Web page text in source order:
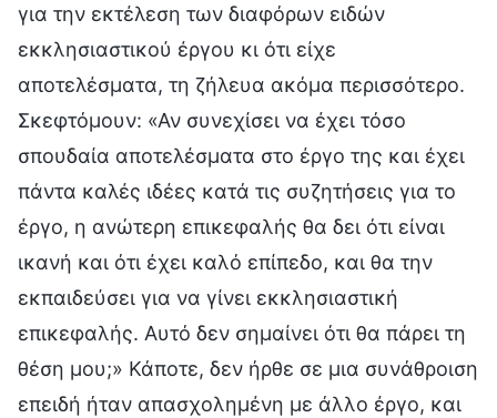
για την εκτέλεση των διαφόρων ειδών
εκκλησιαστικού έργου κι ότι είχε
αποτελέσματα, τη ζήλευα ακόμα περισσότερο.
Σκεφτόμουν: «Αν συνεχίσει να έχει τόσο
σπουδαία αποτελέσματα στο έργο της και έχει
πάντα καλές ιδέες κατά τις συζητήσεις για το
έργο, η ανώτερη επικεφαλής θα δει ότι είναι
ικανή και ότι έχει καλό επίπεδο, και θα την
εκπαιδεύσει για να γίνει εκκλησιαστική
επικεφαλής. Αυτό δεν σημαίνει ότι θα πάρει τη
θέση μου;» Κάποτε, δεν ήρθε σε μια συνάθροιση
επειδή ήταν απασχολημένη με άλλο έργο, και